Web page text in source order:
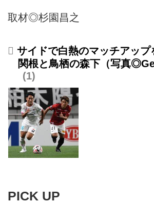
取材◎杉園昌之
サイドで白熱のマッチアップ
関根と鳥栖の森下（写真
1
PICK UP